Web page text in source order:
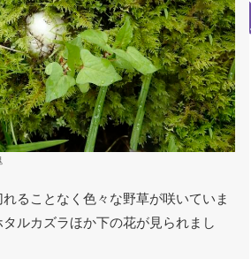
ることなく色々な野草が咲いていま
ルカズラほか下の花が見られまし